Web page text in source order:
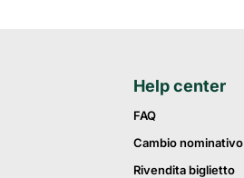
Help center
FAQ
Cambio nominativo
Rivendita biglietto